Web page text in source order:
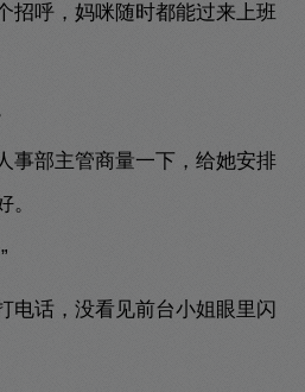
招呼，妈咪随时都能过来上班
事部主管商量一下，给她安排
。
电话，没看见前台小姐眼里闪